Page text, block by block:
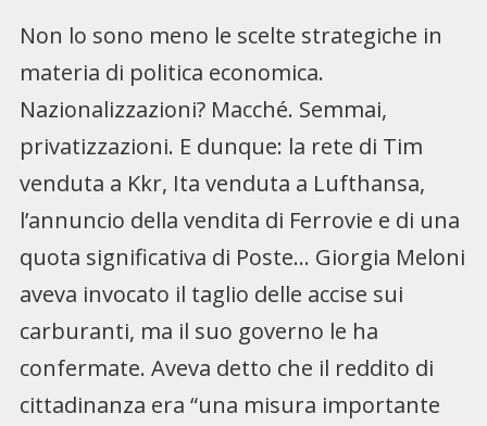
Non lo sono meno le scelte strategiche in
materia di politica economica.
Nazionalizzazioni? Macché. Semmai,
privatizzazioni. E dunque: la rete di Tim
venduta a Kkr, Ita venduta a Lufthansa,
l’annuncio della vendita di Ferrovie e di una
quota significativa di Poste… Giorgia Meloni
aveva invocato il taglio delle accise sui
carburanti, ma il suo governo le ha
confermate. Aveva detto che il reddito di
cittadinanza era “una misura importante